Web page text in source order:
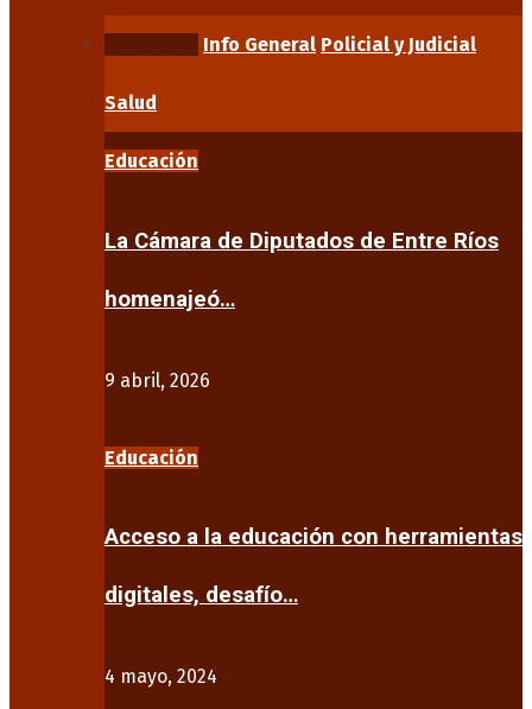
Info General Policial y Judicial
Salud
Educación
La Cámara de Diputados de Entre Ríos
homenajeó…
9 abril, 2026
Educación
Acceso a la educación con herramientas
digitales, desafío…
4 mayo, 2024